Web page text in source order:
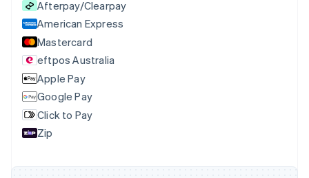
Afterpay/Clearpay
American Express
Mastercard
eftpos Australia
Apple Pay
Google Pay
Click to Pay
Zip
English
Festlandchina
English
Finnland
English Svenska
Frankreich
Français English
Gibraltar
English
Griechenland
English